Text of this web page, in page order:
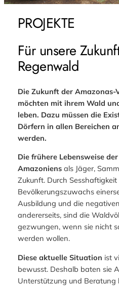
PROJEKTE
Für unsere
Regenwald
Die Zukunft der Amazonas-
möchten mit ihrem Wald
leben. Dazu müssen die
Dörfern in allen Bereichen
werden.
Die frühere Lebensweise
Amazoniensals Jäger,
Zukunft. Durch
Bevölkerungszuwachs
Ausbildung und die
andererseits, sind die
gezwungen, wenn sie nicht
werden wollen.
Diese aktuelle Situation ist
bewusst. Deshalb baten sie
Unterstützung und Beratung